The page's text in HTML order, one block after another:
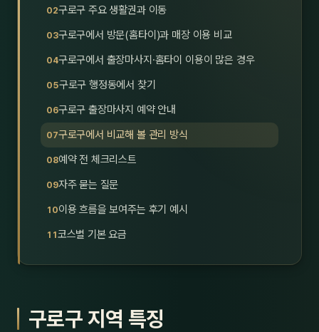
경북
1인
구로구 주요 생활권과 이동
구로구에서 방문(홈타이)과 매장 이용 비교
구로구에서 출장마사지·홈타이 이용이 많은 경우
구로구 행정동에서 찾기
구로구 출장마사지 예약 안내
구로구에서 비교해 볼 관리 방식
예약 전 체크리스트
자주 묻는 질문
이용 흐름을 보여주는 후기 예시
코스별 기본 요금
구로구 지역 특징